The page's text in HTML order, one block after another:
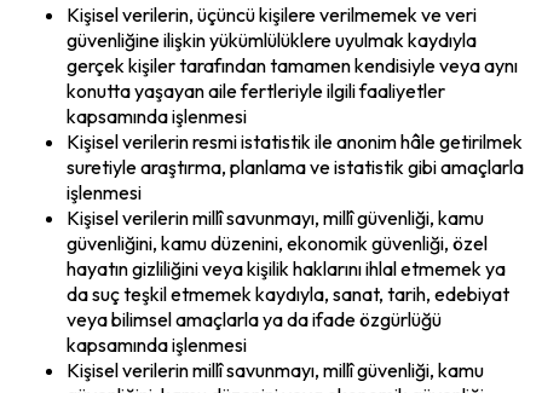
Kişisel verilerin, üçüncü kişilere verilmemek ve veri
güvenliğine ilişkin yükümlülüklere uyulmak kaydıyla
gerçek kişiler tarafından tamamen kendisiyle veya aynı
konutta yaşayan aile fertleriyle ilgili faaliyetler
kapsamında işlenmesi
Kişisel verilerin resmi istatistik ile anonim hâle getirilmek
suretiyle araştırma, planlama ve istatistik gibi amaçlarla
işlenmesi
Kişisel verilerin millî savunmayı, millî güvenliği, kamu
güvenliğini, kamu düzenini, ekonomik güvenliği, özel
hayatın gizliliğini veya kişilik haklarını ihlal etmemek ya
da suç teşkil etmemek kaydıyla, sanat, tarih, edebiyat
veya bilimsel amaçlarla ya da ifade özgürlüğü
kapsamında işlenmesi
Kişisel verilerin millî savunmayı, millî güvenliği, kamu